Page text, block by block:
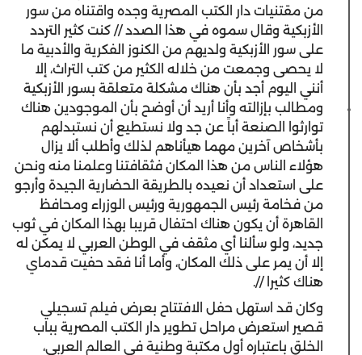
من مقتنيات دار الكتب المصرية وجده واقتناه من سور
الأزبكية وقال سموه في هذا الصدد // كنت كثير التردد
على سور الأزبكية ولديهم من الكنوز الفكرية والأدبية ما
لا يحصى وجمعت من خلاله الكثير من كتب التراث، إلا
أنني اليوم أجد بأن هناك مشكلة متعلقة بسور الأزبكية
ومطالب بإزالته وأنا أريد أن أوضح بأن الموجودين هناك
توارثوا الصنعة أباً عن جد ولا نستطيع أن نستبدلهم
بأشخاص آخرين مهما هيأناهم لذلك وأطلب ألا يزال
هؤلاء الناس من هذا المكان فثقافتنا وعلمنا منه ونحن
على استعداد أن نعيده بالطريقة الحضارية الجيدة وأرجو
من فخامة رئيس الجمهورية ورئيس الوزراء ومحافظ
القاهرة أن يكون هناك احتفال قريبا بهذا المكان في ثوب
جديد، ولو سألنا أي مثقف في الوطن العربي لا يمكن له
إلا أن يمر على ذلك المكان، وأما أنا فقد حفيت قدماي
هناك كثيرا //.
وكان قد استهل حفل الافتتاح بعرض فيلم تسجيلي
قصير استعرض مراحل تطوير دار الكتب المصرية بباب
الخلق باعتباره أول مكتبة وطنية في العالم العربي،